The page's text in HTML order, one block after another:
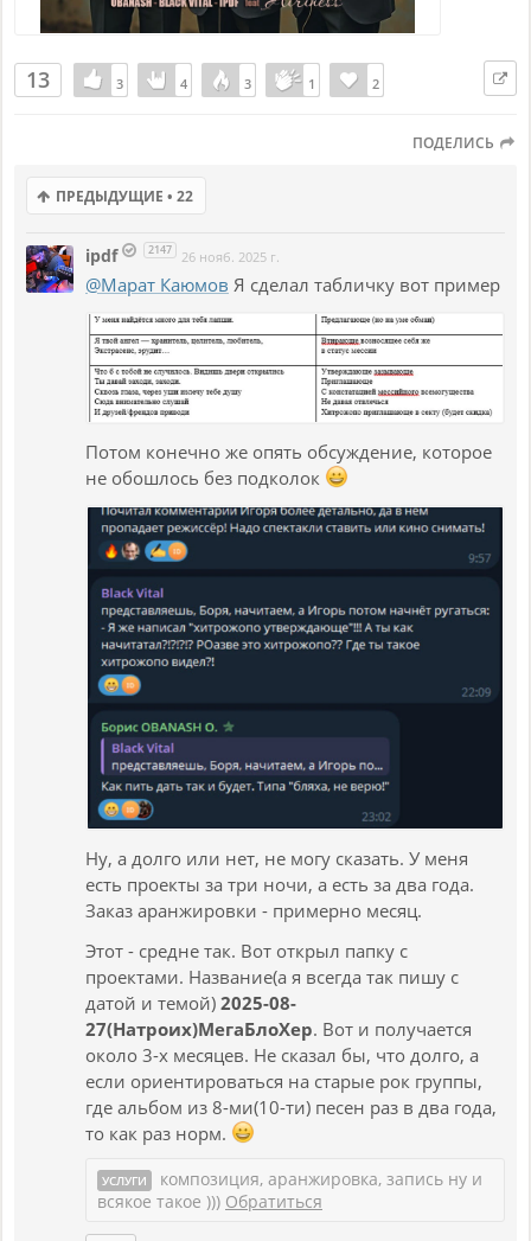
13 3
3 4
4 3
3 11 2
2
ПОДЕЛИСЬ
ПРЕДЫДУЩИЕ • 22
ipdf 2147 26 нояб. 2025 г.
@Марат Каюмов Я сделал табличку вот пример
Потом конечно же опять обсуждение, которое
не обошлось без подколок
Ну, а долго или нет, не могу сказать. У меня
есть проекты за три ночи, а есть за два года.
Заказ аранжировки - примерно месяц.
Этот - средне так. Вот открыл папку с
проектами. Название(а я всегда так пишу с
датой и темой) 2025-08-
27(Натроих)МегаБлоХер. Вот и получается
около 3-х месяцев. Не сказал бы, что долго, а
если ориентироваться на старые рок группы,
где альбом из 8-ми(10-ти) песен раз в два года,
то как раз норм.
УСЛУГИ
композиция, аранжировка, запись ну и
всякое такое ))) Обратиться